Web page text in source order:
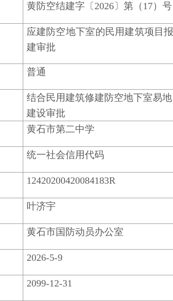
黄防空结建字〔2026〕第（17）号
应建防空地下室的民用建筑项目报
建审批
普通
结合民用建筑修建防空地下室易地
建设审批
黄石市第二中学
统一社会信用代码
12420200420084183R
叶济宇
黄石市国防动员办公室
2026-5-9
2099-12-31